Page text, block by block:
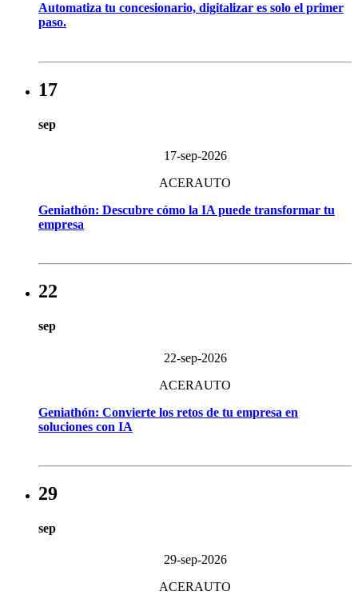
Automatiza tu concesionario, digitalizar es solo el primer
paso.
17
sep
17-sep-2026
ACERAUTO
Geniathón: Descubre cómo la IA puede transformar tu
empresa
22
sep
22-sep-2026
ACERAUTO
Geniathón: Convierte los retos de tu empresa en
soluciones con IA
29
sep
29-sep-2026
ACERAUTO